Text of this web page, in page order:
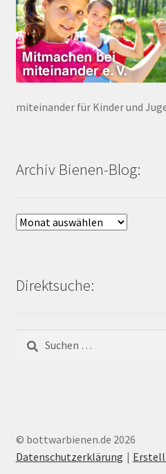
miteinander für Kinder und
Archiv Bienen-Blog:
Archiv
Direktsuche:
Suchen
nach:
© bottwarbienen.de 2026
Datenschutzerklärung